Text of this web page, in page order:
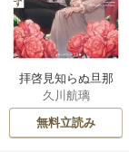
拝啓見知らぬ旦那
様、離婚していた
だきます
久川航璃
無料立読み